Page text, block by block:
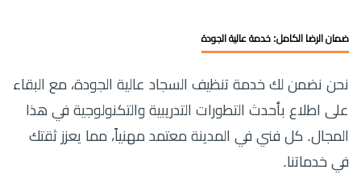
ضمان الرضا الكامل: خدمة عالية الجودة
نحن نضمن لك خدمة تنظيف السجاد عالية الجودة، مع البقاء
على اطلاع بأحدث التطورات التدريبية والتكنولوجية في هذا
المجال. كل فني في المدينة معتمد مهنياً، مما يعزز ثقتك
في خدماتنا.